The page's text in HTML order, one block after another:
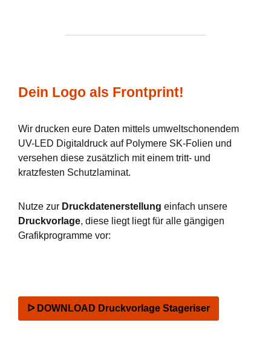
Dein Logo als Frontprint!
Wir drucken eure Daten mittels umweltschonendem
UV-LED Digitaldruck auf Polymere SK-Folien und
versehen diese zusätzlich mit einem tritt- und
kratzfesten Schutzlaminat.
Nutze zur Druckdatenerstellung einfach unsere
Druckvorlage, diese liegt liegt für alle gängigen
Grafikprogramme vor:
ᐅ DOWNLOAD Druckvorlage Stageriser